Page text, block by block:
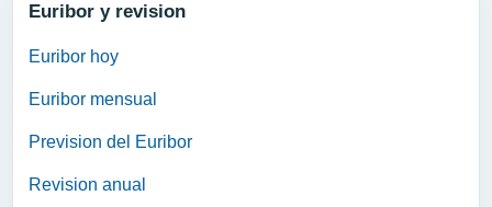
Euribor y revision
Euribor hoy
Euribor mensual
Prevision del Euribor
Revision anual